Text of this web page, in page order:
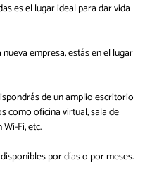
es el lugar ideal para dar vida
empresa, estás en el lugar
de un amplio escritorio
como oficina virtual, sala de
Fi, etc.
por días o por meses.